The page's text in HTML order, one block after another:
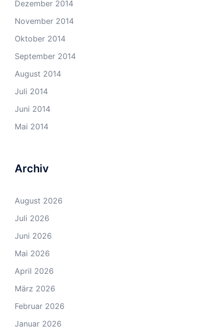
Dezember 2014
November 2014
Oktober 2014
September 2014
August 2014
Juli 2014
Juni 2014
Mai 2014
Archiv
August 2026
Juli 2026
Juni 2026
Mai 2026
April 2026
März 2026
Februar 2026
Januar 2026